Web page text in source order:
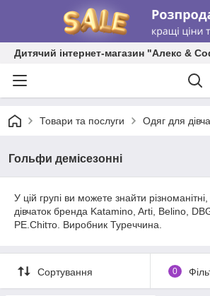
Дитячий інтернет-магазин "Алекс &
Товари та послуги Одяг для
Гольфи демісезонні
У цій групі ви можете знайти
дівчаток бренда Katamino, Arti, Belino,
PE.Chitто. Виробник Туреччина.
Сортування 0